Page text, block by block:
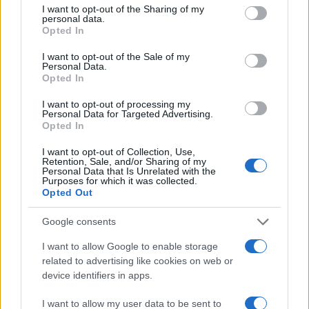
not limited to your visit or usage behaviour. You may click to
grant or deny consent to Google and its third-party tags to
use your data for below specified purposes in below Google
consent section.
I want to opt-out of the Sharing of my
personal data.
Opted In
I want to opt-out of the Sale of my
Personal Data.
Opted In
I want to opt-out of processing my
Personal Data for Targeted Advertising.
Opted In
I want to opt-out of Collection, Use,
Retention, Sale, and/or Sharing of my
Personal Data that Is Unrelated with the
Purposes for which it was collected.
Opted Out
Google consents
I want to allow Google to enable storage
related to advertising like cookies on web or
device identifiers in apps.
I want to allow my user data to be sent to
17:3916.09.25
ένα εκ των 3 θυμάτων που δέχτηκαν
σεξουαλική επίθεση από τον 32χρονο στο
Αιγάλεω
Συγκλονίζει θύμα του 42χρονου μαστροπού: